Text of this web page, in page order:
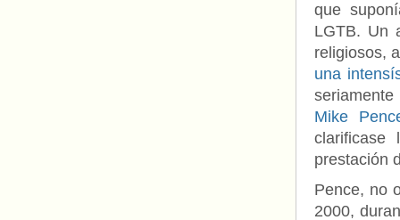
que
LGTB. Un
religiosos,
una
Mike
prestación
Pence, no
2000,